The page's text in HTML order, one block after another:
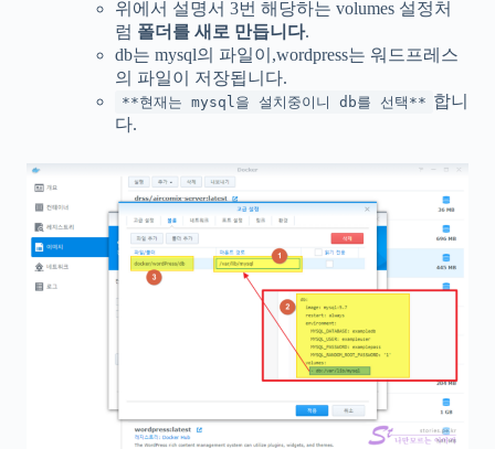
위에서 설명서 3번 해당하는 volumes 설정처
럼 폴더를 새로 만듭니다.
db는 mysql의 파일이,wordpress는 워드프레스
의 파일이 저장됩니다.
**현재는 mysql을 설치중이니 db를 선택** 합니
다.